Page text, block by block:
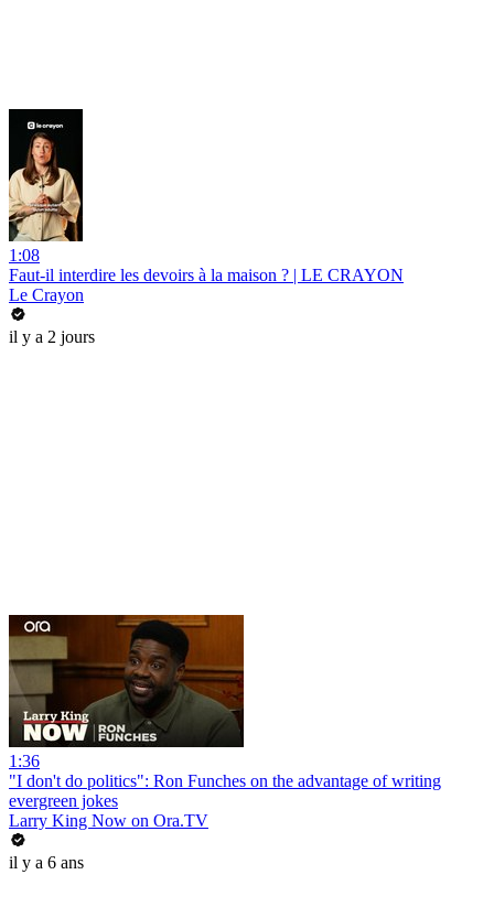
1:08
Faut-il interdire les devoirs à la maison ? | LE CRAYON
Le Crayon
il y a 2 jours
1:36
"I don't do politics": Ron Funches on the advantage of writing
evergreen jokes
Larry King Now on Ora.TV
il y a 6 ans